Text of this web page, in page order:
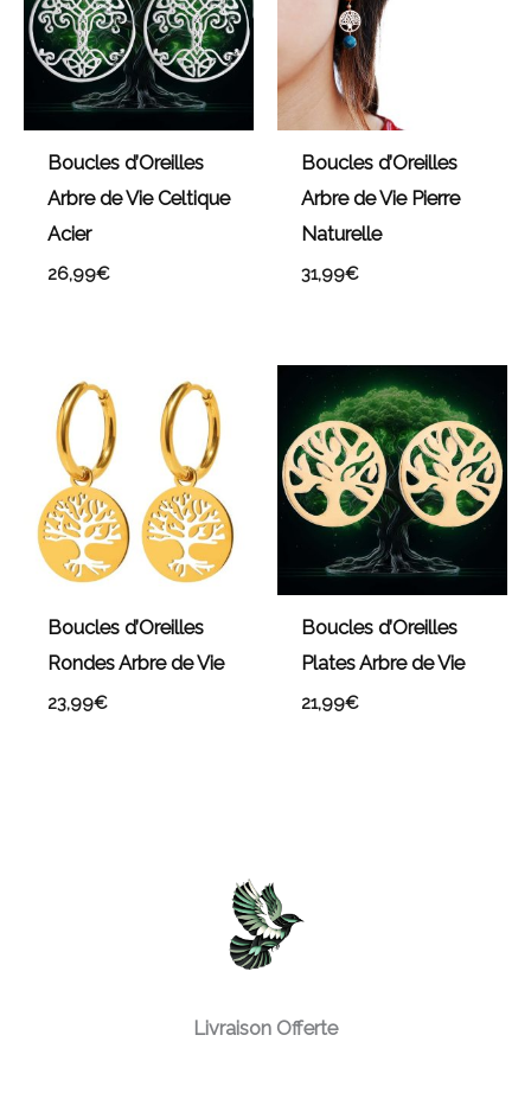
Boucles d’Oreilles
Arbre de Vie Celtique
Acier
26,99€
Boucles d’Oreilles
Arbre de Vie Pierre
Naturelle
31,99€
Boucles d’Oreilles
Rondes Arbre de Vie
23,99€
Boucles d’Oreilles
Plates Arbre de Vie
21,99€
Livraison Offerte